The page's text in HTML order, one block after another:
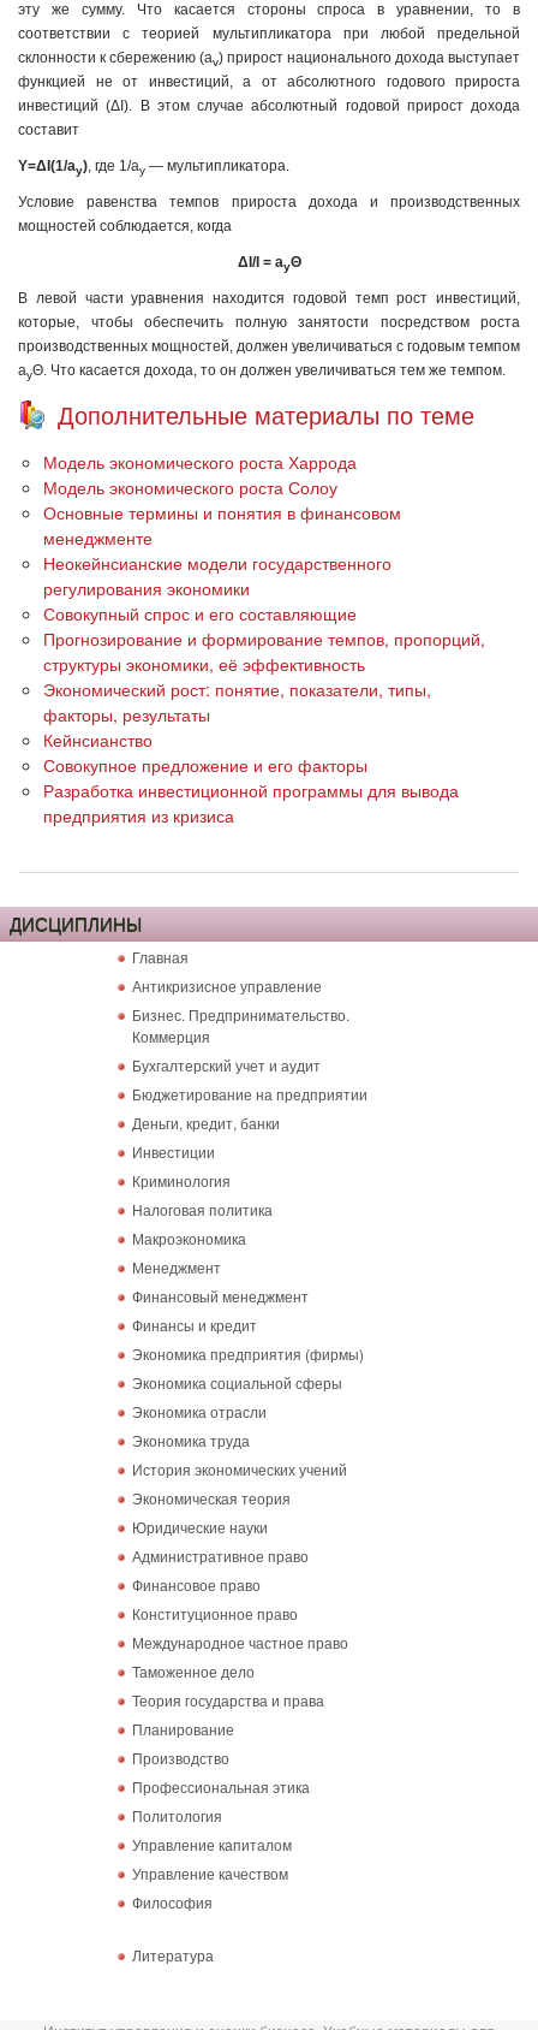
эту же сумму. Что касается стороны спроса в уравнении, то в
соответствии с теорией мультипликатора при любой предельной
склонности к сбережению (av) прирост национального дохода выступает
функцией не от инвестиций, а от абсолютного годового прироста
инвестиций (ΔI). В этом случае абсолютный годовой прирост дохода
составит
Y=ΔI(1/ay), где 1/ay — мультипликатора.
Условие равенства темпов прироста дохода и производственных
мощностей соблюдается, когда
ΔI/I = ayΘ
В левой части уравнения находится годовой темп рост инвестиций,
которые, чтобы обеспечить полную занятости посредством роста
производственных мощностей, должен увеличиваться с годовым темпом
ауΘ. Что касается дохода, то он должен увеличиваться тем же темпом.
Дополнительные материалы по теме
Модель экономического роста Харрода
Модель экономического роста Солоу
Основные термины и понятия в финансовом
менеджменте
Неокейнсианские модели государственного
регулирования экономики
Совокупный спрос и его составляющие
Прогнозирование и формирование темпов, пропорций,
структуры экономики, её эффективность
Экономический рост: понятие, показатели, типы,
факторы, результаты
Кейнсианство
Совокупное предложение и его факторы
Разработка инвестиционной программы для вывода
предприятия из кризиса
ДИСЦИПЛИНЫ
Главная
Антикризисное управление
Бизнес. Предпринимательство.
Коммерция
Бухгалтерский учет и аудит
Бюджетирование на предприятии
Деньги, кредит, банки
Инвестиции
Криминология
Налоговая политика
Макроэкономика
Менеджмент
Финансовый менеджмент
Финансы и кредит
Экономика предприятия (фирмы)
Экономика социальной сферы
Экономика отрасли
Экономика труда
История экономических учений
Экономическая теория
Юридические науки
Административное право
Финансовое право
Конституционное право
Международное частное право
Таможенное дело
Теория государства и права
Планирование
Производство
Профессиональная этика
Политология
Управление капиталом
Управление качеством
Философия
Литература